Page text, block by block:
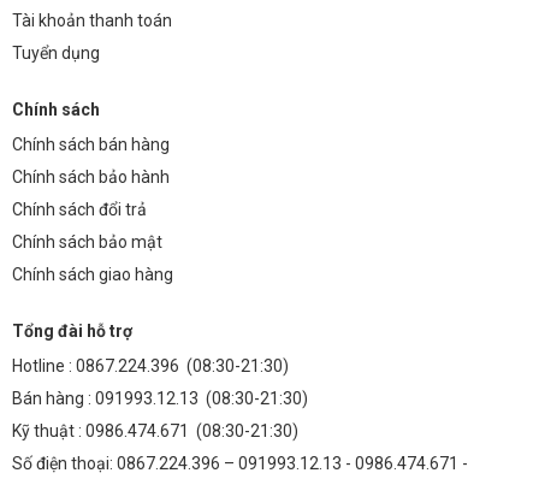
Tài khoản thanh toán
Tuyển dụng
Chính sách
Chính sách bán hàng
Chính sách bảo hành
Chính sách đổi trả
Chính sách bảo mật
Chính sách giao hàng
Tổng đài hỗ trợ
Hotline : 0867.224.396 (08:30-21:30)
Bán hàng : 091993.12.13 (08:30-21:30)
Kỹ thuật : 0986.474.671 (08:30-21:30)
Số điện thoại: 0867.224.396 – 091993.12.13 - 0986.474.671 -